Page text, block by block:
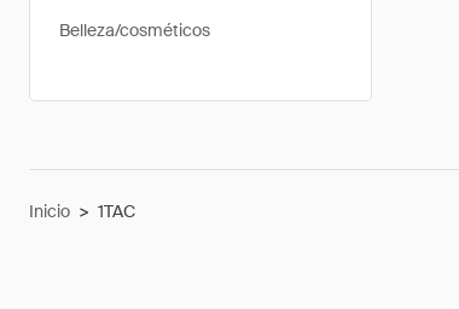
Belleza/cosméticos
Inicio > 1TAC